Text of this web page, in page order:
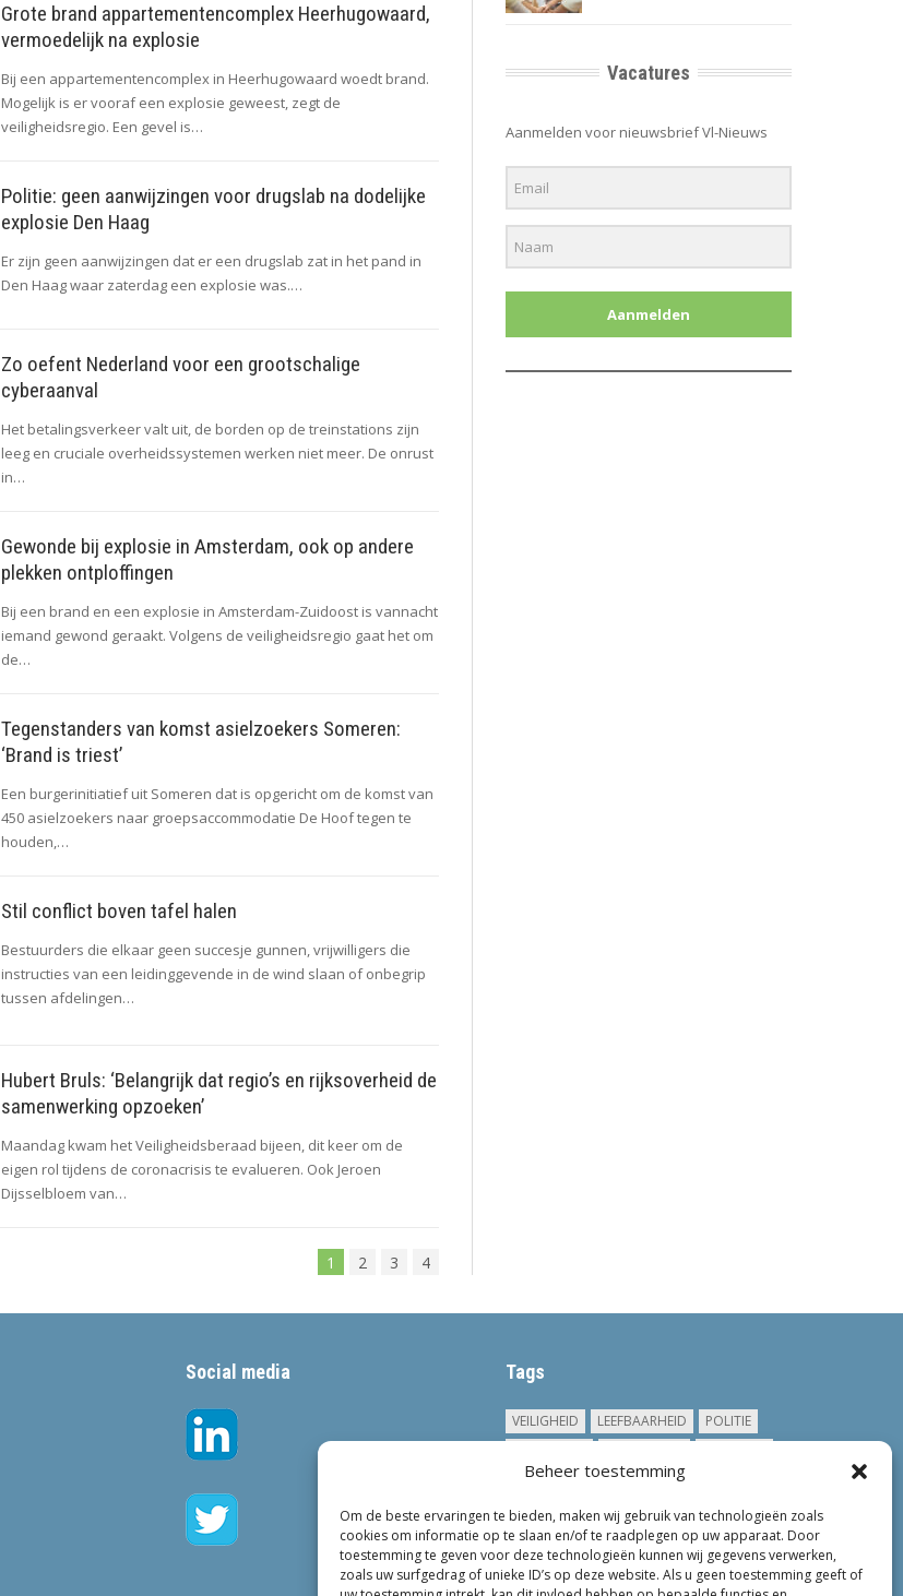
Beheer toestemming
Om de beste ervaringen te bieden, maken wij gebruik van technologieën zoals
cookies om informatie op te slaan en/of te raadplegen op uw apparaat. Door
toestemming te geven voor deze technologieën kunnen wij gegevens verwerken,
zoals uw surfgedrag of unieke ID’s op deze website. Als u geen toestemming geeft of
Grote brand appartementencomplex Heerhugowaard,
vermoedelijk na explosie
Bij een appartementencomplex in Heerhugowaard woedt brand.
Mogelijk is er vooraf een explosie geweest, zegt de
veiligheidsregio. Een gevel is…
Politie: geen aanwijzingen voor drugslab na dodelijke
explosie Den Haag
Er zijn geen aanwijzingen dat er een drugslab zat in het pand in
Den Haag waar zaterdag een explosie was.…
Zo oefent Nederland voor een grootschalige
cyberaanval
Het betalingsverkeer valt uit, de borden op de treinstations zijn
leeg en cruciale overheidssystemen werken niet meer. De onrust
in…
Gewonde bij explosie in Amsterdam, ook op andere
plekken ontploffingen
Bij een brand en een explosie in Amsterdam-Zuidoost is vannacht
iemand gewond geraakt. Volgens de veiligheidsregio gaat het om
de…
Tegenstanders van komst asielzoekers Someren:
‘Brand is triest’
Een burgerinitiatief uit Someren dat is opgericht om de komst van
450 asielzoekers naar groepsaccommodatie De Hoof tegen te
houden,…
Stil conflict boven tafel halen
Bestuurders die elkaar geen succesje gunnen, vrijwilligers die
instructies van een leidinggevende in de wind slaan of onbegrip
tussen afdelingen…
Hubert Bruls: ‘Belangrijk dat regio’s en rijksoverheid de
samenwerking opzoeken’
Maandag kwam het Veiligheidsberaad bijeen, dit keer om de
eigen rol tijdens de coronacrisis te evalueren. Ook Jeroen
Dijsselbloem van…
1 2 3 4
Vacatures
Aanmelden voor nieuwsbrief Vl-Nieuws
Aanmelden
Social media Tags
VEILIGHEID LEEFBAARHEID
POLITIE
TOEZICHT
KINDEROPVANG
CRIMINALITEIT
PRIVACY
OM
KINDEREN
NEDERLAND ONDERMIJNING